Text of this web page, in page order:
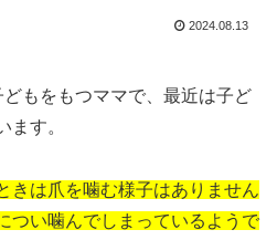
2024.08.13
もをもつママで、最近は子ど
ます。
きは爪を噛む様子はありません
つい噛んでしまっているようで